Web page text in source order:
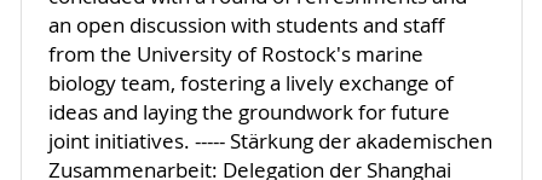
an open discussion with students and staff
from the University of Rostock's marine
biology team, fostering a lively exchange of
ideas and laying the groundwork for future
joint initiatives. ----- Stärkung der akademischen
Zusammenarbeit: Delegation der Shanghai